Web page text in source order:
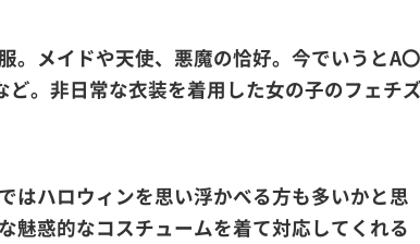
。メイドや天使、悪魔の恰好。今でいうとA〇
。非日常な衣装を着用した女の子のフェチ
はハロウィンを思い浮かべる方も多いかと思
魅惑的なコスチュームを着て対応してくれる